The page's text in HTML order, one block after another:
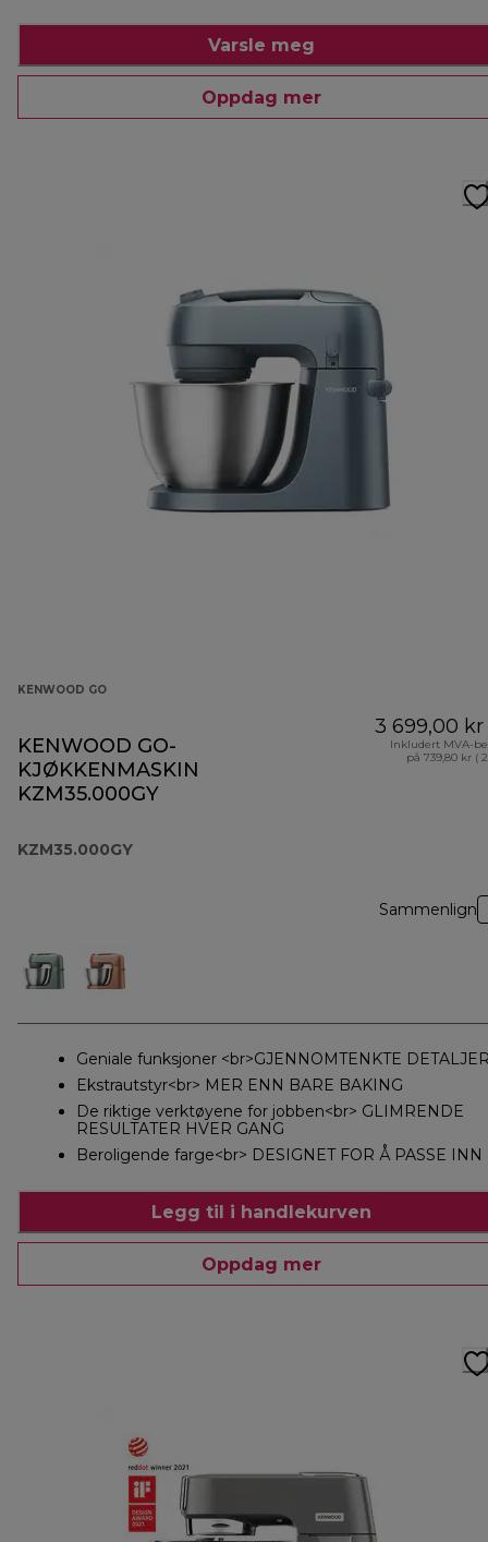
Varsle meg
Oppdag mer
KENWOOD GO
KENWOOD GO-
KJØKKENMASKIN
KZM35.000GY
KZM35.000GY
3 699,00 kr
Inkludert MVA-
på 739,80 kr (
Sammenlign
Geniale funksjoner <br>GJENNOMTENKTE
Ekstrautstyr<br> MER ENN BARE BAKING
De riktige verktøyene for jobben<br> GLIMRENDE
RESULTATER HVER GANG
Beroligende farge<br> DESIGNET FOR Å PASSE INN
Legg til i handlekurven
Oppdag mer